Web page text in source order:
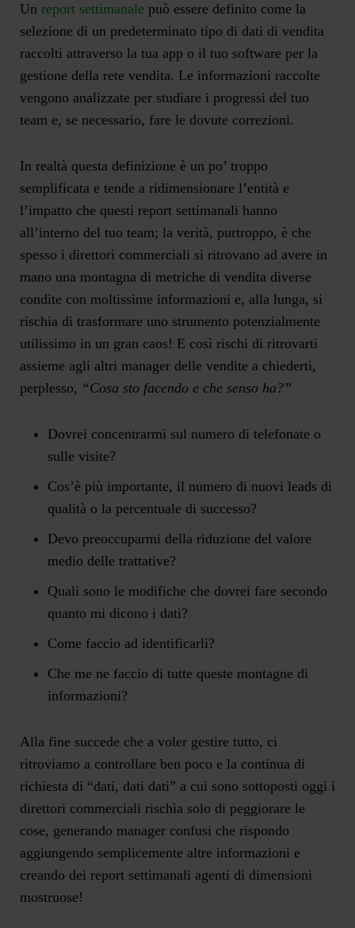
Un report settimanale può essere definito come la
selezione di un predeterminato tipo di dati di vendita
raccolti attraverso la tua app o il tuo software per la
gestione della rete vendita. Le informazioni raccolte
vengono analizzate per studiare i progressi del tuo
team e, se necessario, fare le dovute correzioni.
In realtà questa definizione è un po’ troppo
semplificata e tende a ridimensionare l’entità e
l’impatto che questi report settimanali hanno
all’interno del tuo team; la verità, purtroppo, è che
spesso i direttori commerciali si ritrovano ad avere in
mano una montagna di metriche di vendita diverse
condite con moltissime informazioni e, alla lunga, si
rischia di trasformare uno strumento potenzialmente
utilissimo in un gran caos! E così rischi di ritrovarti
assieme agli altri manager delle vendite a chiederti,
perplesso, “Cosa sto facendo e che senso ha?”
Dovrei concentrarmi sul numero di telefonate o
sulle visite?
Cos’è più importante, il numero di nuovi leads di
qualità o la percentuale di successo?
Devo preoccuparmi della riduzione del valore
medio delle trattative?
Quali sono le modifiche che dovrei fare secondo
quanto mi dicono i dati?
Come faccio ad identificarli?
Che me ne faccio di tutte queste montagne di
informazioni?
Alla fine succede che a voler gestire tutto, ci
ritroviamo a controllare ben poco e la continua di
richiesta di “dati, dati dati” a cui sono sottoposti oggi i
direttori commerciali rischia solo di peggiorare le
cose, generando manager confusi che rispondo
aggiungendo semplicemente altre informazioni e
creando dei report settimanali agenti di dimensioni
mostruose!